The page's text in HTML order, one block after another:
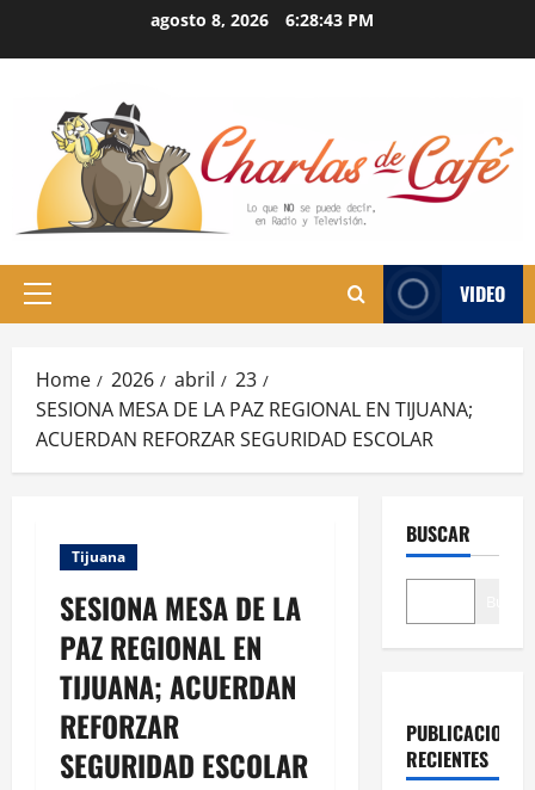
agosto 8, 2026 6:28:44 PM
Primary
VIDEO
Home 2026 abril
23
SESIONA MESA DE LA PAZ REGIONAL EN TIJUANA;
ACUERDAN REFORZAR SEGURIDAD ESCOLAR
Tijuana
SESIONA MESA DE LA
PAZ REGIONAL EN
TIJUANA; ACUERDAN
REFORZAR
SEGURIDAD ESCOLAR
BUSCAR
PUBLICACIONES
RECIENTES